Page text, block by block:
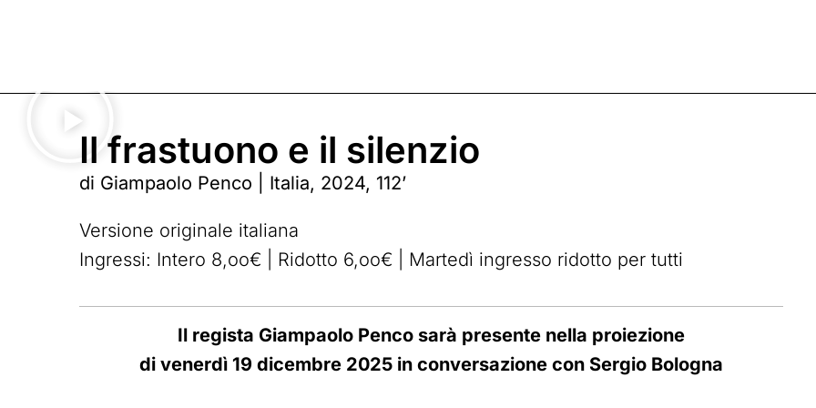
Il frastuono e il silenzio
di Giampaolo Penco | Italia, 2024, 112’
Versione originale italiana
Ingressi: Intero 8,oo€ | Ridotto 6,oo€ | Martedì ingresso ridotto per tutti
Il regista Giampaolo Penco sarà presente nella proiezione
di venerdì 19 dicembre 2025 in conversazione con Sergio Bologna